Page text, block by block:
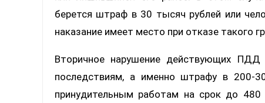
берется штраф в 30 тысяч рублей или
наказание имеет место при отказе такого
Вторичное нарушение действующих
последствиям, а именно штрафу в 200-
принудительным работам на срок до